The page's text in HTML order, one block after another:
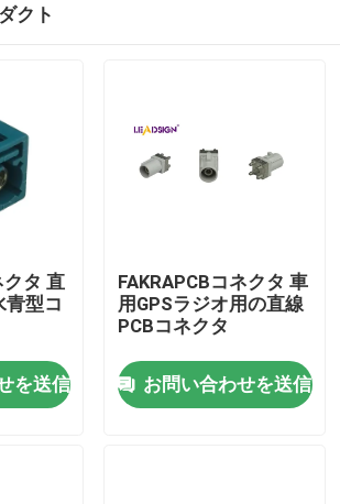
クト
クタ 直
青型コ
を送信
FAKRAPCBコネクタ 車
用GPSラジオ用の直線
PCBコネクタ
お問い合わせを送信